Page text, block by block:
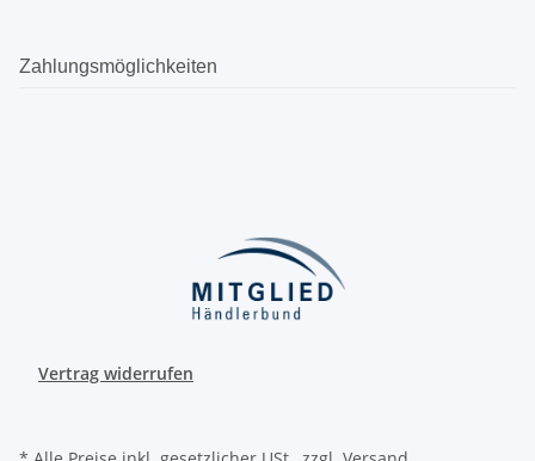
Zahlungsmöglichkeiten
Vertrag widerrufen